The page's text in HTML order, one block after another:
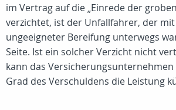
im Vertrag auf die „Einrede der
verzichtet, ist der Unfallfahrer, der
ungeeigneter Bereifung unterwegs
Seite. Ist ein solcher Verzicht nicht
kann das
Grad des Verschuldens die Leistung